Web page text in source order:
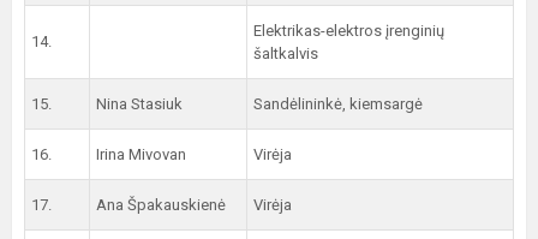
14.
Elektrikas-elektros įrenginių
šaltkalvis
15. Nina Stasiuk Sandėlininkė, kiemsargė
16. Irina Mivovan Virėja
17. Ana Špakauskienė Virėja